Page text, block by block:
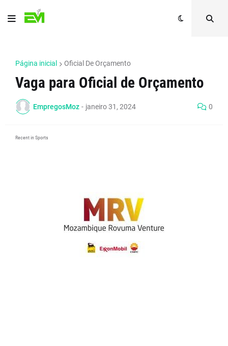
Página inicial Oficial De Orçamento
Vaga para Oficial de Orçamento
EmpregosMoz - janeiro 31, 2024 0
Recent in Sports